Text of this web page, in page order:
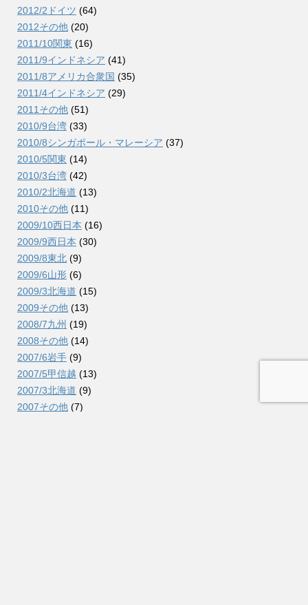
2012/2ドイツ (64)
2012その他 (20)
2011/10関東 (16)
2011/9インドネシア (41)
2011/8アメリカ合衆国 (35)
2011/4インドネシア (29)
2011その他 (51)
2010/9台湾 (33)
2010/8シンガポール・マレーシア (37)
2010/5関東 (14)
2010/3台湾 (42)
2010/2北海道 (13)
2010その他 (11)
2009/10西日本 (16)
2009/9西日本 (30)
2009/8東北 (9)
2009/6山形 (6)
2009/3北海道 (15)
2009その他 (13)
2008/7九州 (19)
2008その他 (14)
2007/6岩手 (9)
2007/5甲信越 (13)
2007/3北海道 (9)
2007その他 (7)